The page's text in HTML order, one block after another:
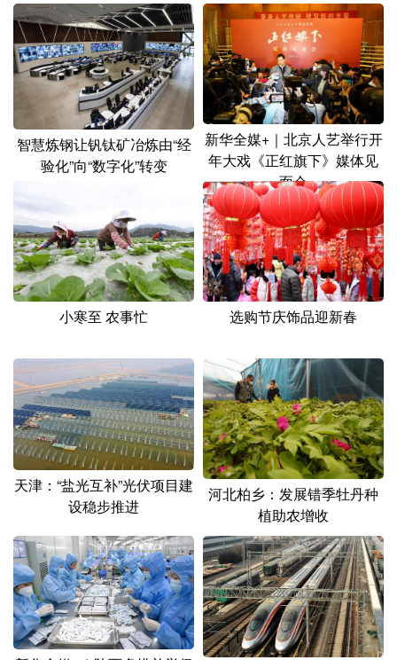
新疆 内蒙古 黑龙江
多语种频道
English Español Français عربى
Русский язык 日本語 한국어
智慧炼钢让钒钛矿冶炼由“经
验化”向“数字化”转变
新华全媒+｜北京人艺举行开
年大戏《正红旗下》媒体见
面会
小寒至 农事忙 选购节庆饰品迎新春
天津：“盐光互补”光伏项目建
设稳步推进
河北柏乡：发展错季牡丹种
植助农增收